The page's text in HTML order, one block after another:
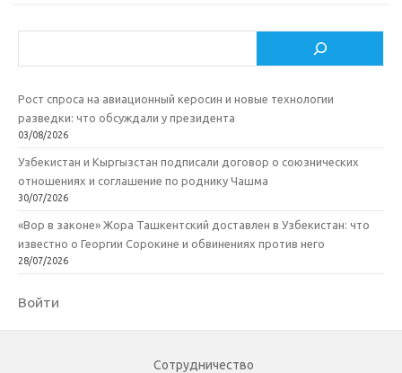
Рост спроса на авиационный керосин и новые технологии
разведки: что обсуждали у президента
03/08/2026
Узбекистан и Кыргызстан подписали договор о союзнических
отношениях и соглашение по роднику Чашма
30/07/2026
«Вор в законе» Жора Ташкентский доставлен в Узбекистан: что
известно о Георгии Сорокине и обвинениях против него
28/07/2026
Войти
Сотрудничество